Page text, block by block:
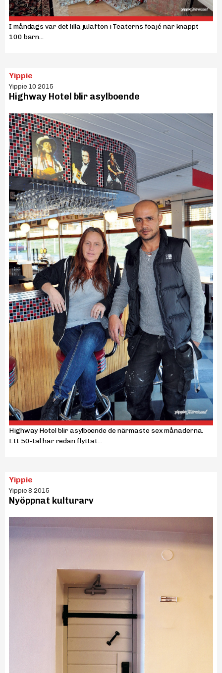
I måndags var det lilla julafton i Teaterns foajé när knappt
100 barn...
Yippie
Yippie 10 2015
Highway Hotel blir asylboende
Highway Hotel blir asylboende de närmaste sex månaderna.
Ett 50-tal har redan flyttat...
Yippie
Yippie 8 2015
Nyöppnat kulturarv